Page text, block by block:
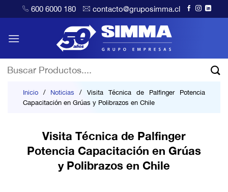
al
600 6000 180 contacto@gruposimma.cl
por:
Inicio / Noticias / Visita Técnica de Palfinger Potencia
Capacitación en Grúas y Polibrazos en Chile
Visita Técnica de Palfinger
Potencia Capacitación en Grúas
y Polibrazos en Chile